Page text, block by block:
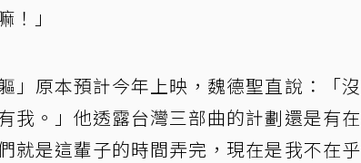
」
」原本預計今年上映，魏德聖直說：「
我。」他透露台灣三部曲的計劃還是有
就是這輩子的時間弄完，現在是我不在